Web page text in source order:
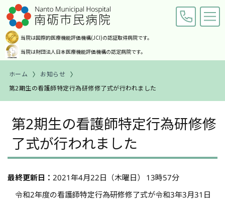
当院は国際的医療機能評価機構(JCI)の認証取得病院です。
当院は財団法人日本医療機能評価機構の認定病院です。
交通アクセス
ホーム
ご来院の皆様へ
病院案内
ホーム
お知らせ
第2期生の看護師特定行為研修修了式が行われました
第2期生の看護師特定行為研修修
了式が行われました
最終更新日： 2021年4月22日（木曜日） 13時57分
令和2年度の看護師特定行為研修修了式が令和3年3月31日